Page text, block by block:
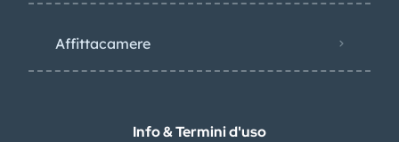
Affittacamere
Info & Termini d'uso